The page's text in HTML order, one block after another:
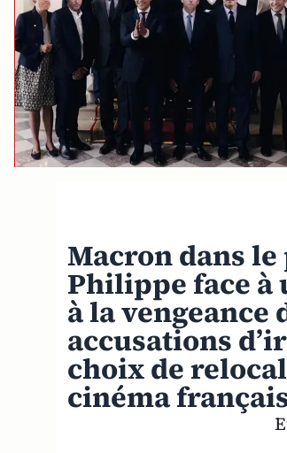
Macron dans
Philippe face
à la vengeance
accusations
choix de
cinéma